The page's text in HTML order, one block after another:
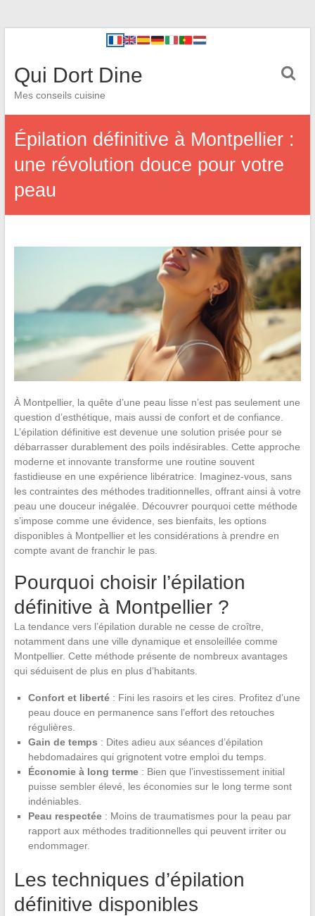
Qui Dort Dine
Mes conseils cuisine
Épilation définitive à Montpellier :
une révolution douce pour votre
peau
À Montpellier, la quête d’une peau lisse n’est pas seulement une
question d’esthétique, mais aussi de confort et de confiance.
L’épilation définitive est devenue une solution prisée pour se
débarrasser durablement des poils indésirables. Cette approche
moderne et innovante transforme une routine souvent
fastidieuse en une expérience libératrice. Imaginez-vous, sans
les contraintes des méthodes traditionnelles, offrant ainsi à votre
peau une douceur inégalée. Découvrer pourquoi cette méthode
s’impose comme une évidence, ses bienfaits, les options
disponibles à Montpellier et les considérations à prendre en
compte avant de franchir le pas.
Pourquoi choisir l’épilation
définitive à Montpellier ?
La tendance vers l’épilation durable ne cesse de croître,
notamment dans une ville dynamique et ensoleillée comme
Montpellier. Cette méthode présente de nombreux avantages
qui séduisent de plus en plus d’habitants.
Confort et liberté: Fini les rasoirs et les cires. Profitez d’une
peau douce en permanence sans l’effort des retouches
régulières.
Gain de temps : Dites adieu aux séances d’épilation
hebdomadaires qui grignotent votre emploi du temps.
Économie à long terme: Bien que l’investissement initial
puisse sembler élevé, les économies sur le long terme sont
indéniables.
Peau respectée: Moins de traumatismes pour la peau par
rapport aux méthodes traditionnelles qui peuvent irriter ou
endommager.
Les techniques d’épilation
définitive disponibles